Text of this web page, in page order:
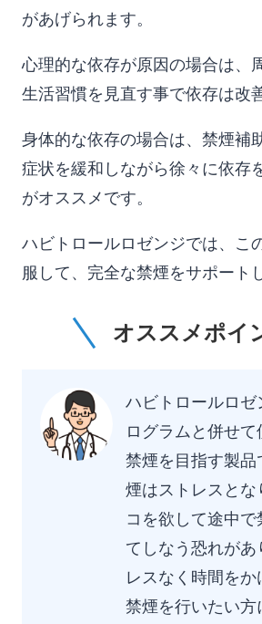
があげられます。
心理的な依存が原因の場合は、
生活習慣を見直す事で依存は改
身体的な依存の場合は、禁煙補
症状を緩和しながら徐々に依存
がオススメです。
ハビトロールロゼンジでは、こ
服して、完全な禁煙をサポート
オススメポイ
ハビトロールロゼ
ログラムと併せ
禁煙を目指す製品
煙はストレスとな
コを欲して途中で
てしなう恐れがあ
レスなく時間をか
禁煙を行いたい方